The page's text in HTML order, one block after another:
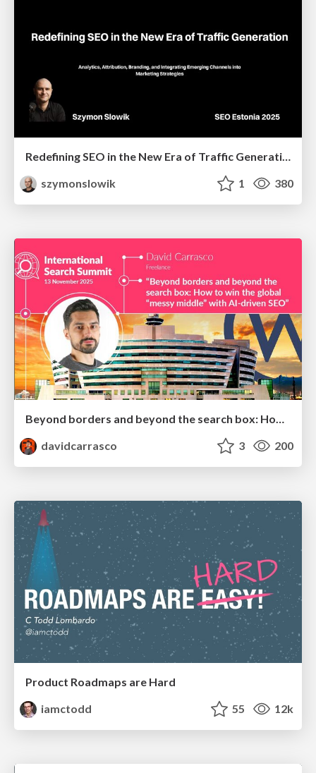
Redefining SEO in the New Era of Traffic Generation
szymonslowik
1 380
Beyond borders and beyond the search box: How to win the global "messy middle" with AI-driven SEO
davidcarrasco
3 200
Product Roadmaps are Hard
iamctodd
55 12k